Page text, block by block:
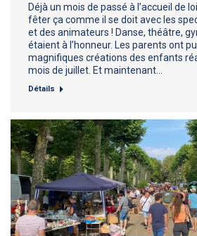
Déjà un mois de passé à l’accueil de
fêter ça comme il se doit avec les
et des animateurs ! Danse, théâtre,
étaient à l’honneur. Les parents ont
magnifiques créations des enfants
mois de juillet. Et maintenant…
Détails